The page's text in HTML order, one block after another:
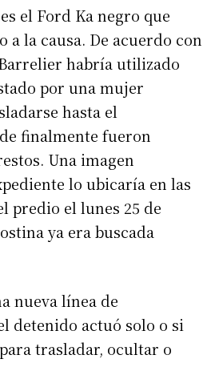
el Ford Ka negro que
a la causa. De acuerdo con
habría utilizado
por una mujer
hasta el
finalmente fueron
Una imagen
lo ubicaría en las
predio el lunes 25 de
ya era buscada
nueva línea de
detenido actuó solo o si
trasladar, ocultar o